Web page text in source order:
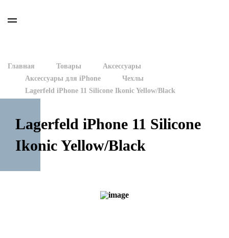
Главная Товары
Аксессуары
Аксессуары для iPhone
Чехлы
Lagerfeld iPhone 11 Silicone Ikonic Yellow/Black
Lagerfeld iPhone 11 Silicone
Ikonic Yellow/Black